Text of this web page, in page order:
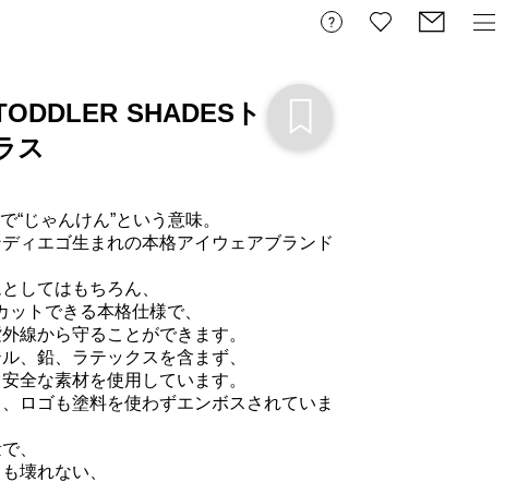
SHADESト
ス
“じゃんけん”という意味。
ィエゴ生まれの本格アイウェアブランド
してはもちろん、
トできる本格仕様で、
線から守ることができます。
、鉛、ラテックスを含まず、
全な素材を使用しています。
ロゴも塗料を使わずエンボスされていま
、
壊れない、